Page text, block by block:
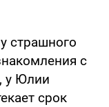
страшного
с
у Юлии
срок